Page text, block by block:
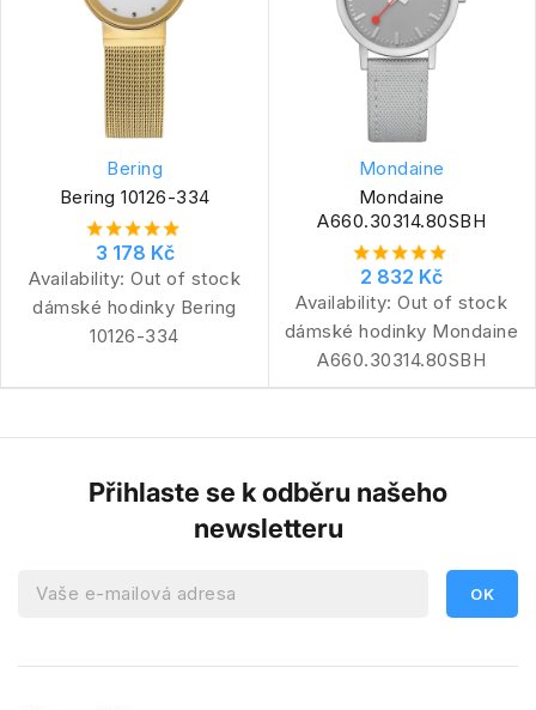
Bering
Bering 10126-334
3 178 Kč
Availability: Out of stock
dámské hodinky Bering
10126-334
Mondaine
Mondaine
A660.30314.80SBH
2 832 Kč
Availability: Out of stock
dámské hodinky Mondaine
A660.30314.80SBH
Přihlaste se k odběru našeho
newsletteru